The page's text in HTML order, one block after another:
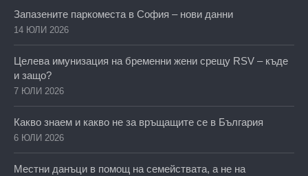
Запазените паркоместа в София – нови данни
14 ЮЛИ 2026
Целева имунизация на бременни жени срещу RSV – къде
и защо?
7 ЮЛИ 2026
Какво знаем и какво не за връщащите се в България
6 ЮЛИ 2026
Местни данъци в помощ на семействата, а не на